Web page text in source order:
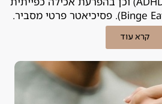
קרא עוד